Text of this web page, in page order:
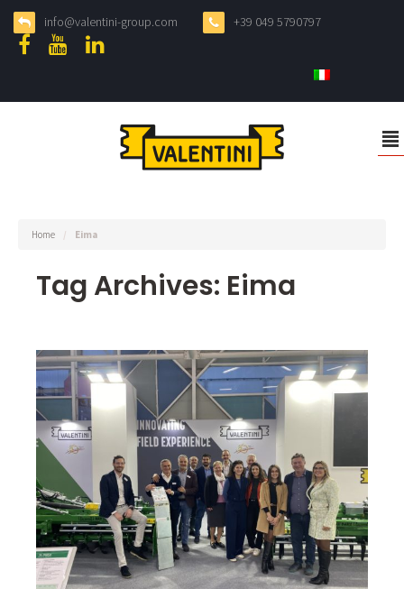
info@valentini-group.com +39 049 5790797
²
Home / Eima
Tag Archives: Eima